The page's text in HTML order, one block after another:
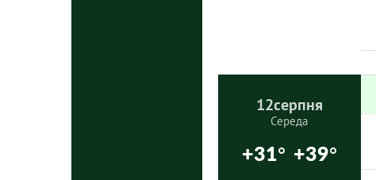
12серпня
Середа
+31° +39°